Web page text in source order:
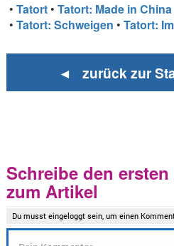
•Tatort •Tatort: Made in China
•Tatort: Schweigen •Tatort:
◄ zurück zur
Schreibe den
zum Artikel